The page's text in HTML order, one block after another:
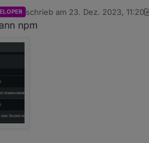
gerade nicht mehr
nicht. Seltsam......
schrieb am 23. Dez. 2023, 11:20
zuletzt editiert von crunchip
npm